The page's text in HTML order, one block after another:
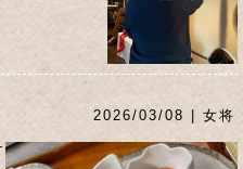
2026/03/08 | 女将